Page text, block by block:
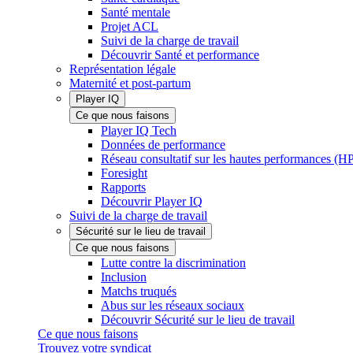
Santé mentale
Projet ACL
Suivi de la charge de travail
Découvrir Santé et performance
Représentation légale
Maternité et post-partum
Player IQ
Ce que nous faisons
Player IQ Tech
Données de performance
Réseau consultatif sur les hautes performances
Foresight
Rapports
Découvrir Player IQ
Suivi de la charge de travail
Sécurité sur le lieu de travail
Ce que nous faisons
Lutte contre la discrimination
Inclusion
Matchs truqués
Abus sur les réseaux sociaux
Découvrir Sécurité sur le lieu de travail
Ce que nous faisons
Trouvez votre syndicat